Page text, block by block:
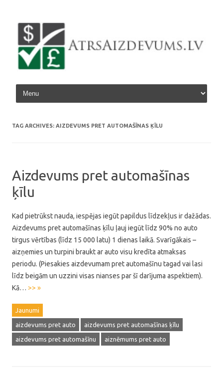
Skip to content
TAG ARCHIVES: AIZDEVUMS PRET AUTOMAŠĪNAS ĶĪLU
Aizdevums pret automašīnas
ķīlu
Kad pietrūkst nauda, iespējas iegūt papildus līdzekļus ir dažādas.
Aizdevums pret automašīnas ķīlu ļauj iegūt līdz 90% no auto
tirgus vērtības (līdz 15 000 latu) 1 dienas laikā. Svarīgākais –
aizņemies un turpini braukt ar auto visu kredīta atmaksas
periodu. (Piesakies aizdevumam pret automašīnu tagad vai lasi
līdz beigām un uzzini visas nianses par šī darījuma aspektiem).
Kā… >> »
Jaunumi
aizdevums pret auto aizdevums pret automašīnas ķīlu
aizdevums pret automašīnu aiznēmums pret auto